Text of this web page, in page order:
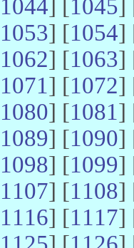
1044] [1045]
1053] [1054]
1062] [1063]
1071] [1072]
1080] [1081]
1089] [1090]
1098] [1099]
1107] [1108]
1116] [1117]